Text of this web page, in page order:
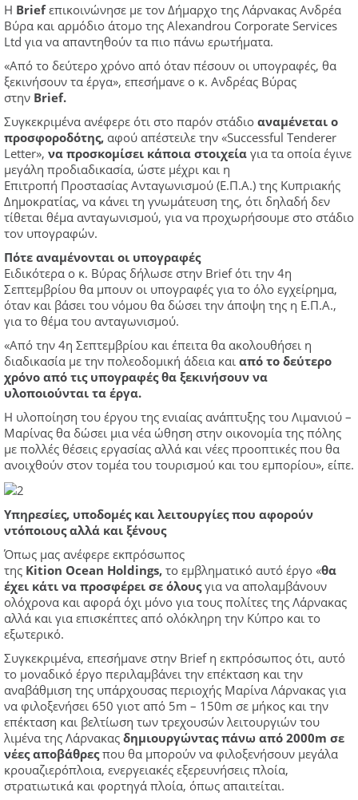
Η Briefεπικοινώνησε με τον Δήμαρχο της Λάρνακας Ανδρέα
Βύρα και αρμόδιο άτομο της Alexandrou Corporate Services
Ltd για να απαντηθούν τα πιο πάνω ερωτήματα.
«Από το δεύτερο χρόνο από όταν πέσουν οι υπογραφές, θα
ξεκινήσουν τα έργα», επεσήμανε ο κ. Ανδρέας Βύρας
στην Brief.
Συγκεκριμένα ανέφερε ότι στο παρόν στάδιο αναμένεται ο
προσφοροδότης, αφού απέστειλε την «Successful Tenderer
Letter», να προσκομίσει κάποια στοιχεία για τα οποία έγινε
μεγάλη προδιαδικασία, ώστε μέχρι και η
Επιτροπή Προστασίας Ανταγωνισμού (Ε.Π.Α.) της Κυπριακής
Δημοκρατίας, να κάνει τη γνωμάτευση της, ότι δηλαδή δεν
τίθεται θέμα ανταγωνισμού, για να προχωρήσουμε στο στάδιο
τον υπογραφών.
Πότε αναμένονται οι υπογραφές
Ειδικότερα ο κ. Βύρας δήλωσε στην Brief ότι την 4η
Σεπτεμβρίου θα μπουν οι υπογραφές για το όλο εγχείρημα,
όταν και βάσει του νόμου θα δώσει την άποψη της η Ε.Π.Α.,
για το θέμα του ανταγωνισμού.
«Από την 4η Σεπτεμβρίου και έπειτα θα ακολουθήσει η
διαδικασία με την πολεοδομική άδεια και από το δεύτερο
χρόνο από τις υπογραφές θα ξεκινήσουν να
υλοποιούνται τα έργα.
Η υλοποίηση του έργου της ενιαίας ανάπτυξης του Λιμανιού –
Μαρίνας θα δώσει μια νέα ώθηση στην οικονομία της πόλης
με πολλές θέσεις εργασίας αλλά και νέες προοπτικές που θα
ανοιχθούν στον τομέα του τουρισμού και του εμπορίου», είπε.
Υπηρεσίες, υποδομές και λειτουργίες που αφορούν
ντόποιους αλλά και ξένους
Όπως μας ανέφερε εκπρόσωπος
της Kition Ocean Holdings, το εμβληματικό αυτό έργο «θα
έχει κάτι να προσφέρει σε όλουςγια να απολαμβάνουν
ολόχρονα και αφορά όχι μόνο για τους πολίτες της Λάρνακας
αλλά και για επισκέπτες από ολόκληρη την Κύπρο και το
εξωτερικό.
Συγκεκριμένα, επεσήμανε στην Βrief η εκπρόσωπος ότι, αυτό
το μοναδικό έργο περιλαμβάνει την επέκταση και την
αναβάθμιση της υπάρχουσας περιοχής Μαρίνα Λάρνακας για
να φιλοξενήσει 650 γιοτ από 5m – 150m σε μήκος και την
επέκταση και βελτίωση των τρεχουσών λειτουργιών του
λιμένα της Λάρνακας δημιουργώντας πάνω από 2000m σε
νέες αποβάθρεςπου θα μπορούν να φιλοξενήσουν μεγάλα
κρουαζιερόπλοια, ενεργειακές εξερευνήσεις πλοία,
στρατιωτικά και φορτηγά πλοία, όπως απαιτείται.